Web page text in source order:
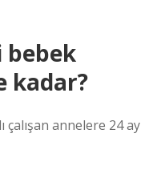
bebek
kadar?
çalışan annelere 24 ay